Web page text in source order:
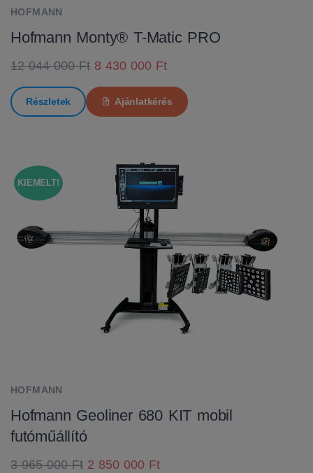
HOFMANN
Hofmann Monty® T-Matic PRO
12 044 000 Ft 8 430 000 Ft
Részletek Ajánlatkérés
KIEMELT!
HOFMANN
Hofmann Geoliner 680 KIT mobil
futóműállító
3 965 000 Ft 2 850 000 Ft